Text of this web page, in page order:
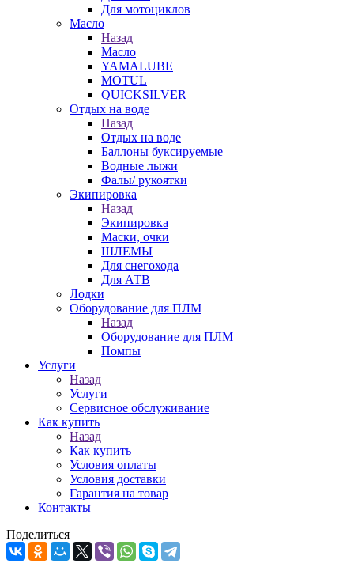
Для мотоциклов
Масло
Назад
Масло
YAMALUBE
MOTUL
QUICKSILVER
Отдых на воде
Назад
Отдых на воде
Баллоны буксируемые
Водные лыжи
Фалы/ рукоятки
Экипировка
Назад
Экипировка
Маски, очки
ШЛЕМЫ
Для снегохода
Для АТВ
Лодки
Оборудование для ПЛМ
Назад
Оборудование для ПЛМ
Помпы
Услуги
Назад
Услуги
Сервисное обслуживание
Как купить
Назад
Как купить
Условия оплаты
Условия доставки
Гарантия на товар
Контакты
Поделиться